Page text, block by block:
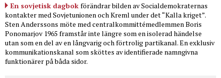
En sovjetisk dagbok förändrar bilden av Socialdemokraternas
kontakter med Sovjetunionen och Kreml under det “Kalla kriget”.
Sten Anderssons möte med centralkommittémedlemmen Boris
Ponomarjov 1965 framstår inte längre som en isolerad händelse
utan som en del av en långvarig och förtrolig partikanal. En exklusiv
kommunikationskanal som sköttes av identifierade namngivna
funktionärer på båda sidor.